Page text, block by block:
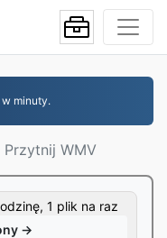
minuty.
Przytnij WMV
1 plik na raz
→